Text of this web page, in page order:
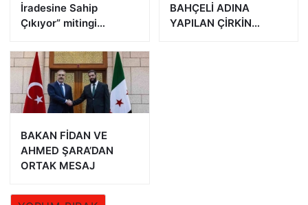
İradesine Sahip
Çıkıyor” mitingi
BAHÇELİ ADINA
YAPILAN ÇİRKİN
BAKAN FİDAN VE
AHMED ŞARA’DAN
ORTAK MESAJ